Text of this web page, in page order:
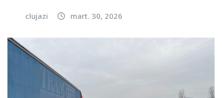
clujazi mart. 30, 2026